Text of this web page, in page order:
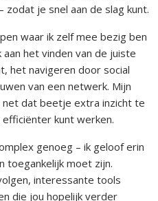
zodat je snel aan de slag kunt.
waar ik zelf mee bezig ben
het vinden van de juiste
het navigeren door social
van een netwerk. Mijn
dat beetje extra inzicht te
kunt werken.
genoeg – ik geloof erin
toegankelijk moet zijn.
interessante tools
die jou hopelijk verder